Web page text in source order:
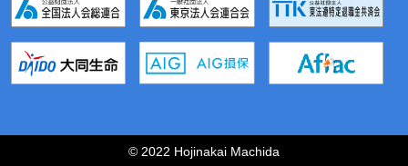
© 2022 Hojinakai Machida